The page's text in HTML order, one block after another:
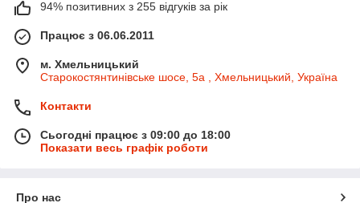
94% позитивних з 255 відгуків за рік
Працює з 06.06.2011
м. Хмельницький
Старокостянтинівське шосе, 5а , Хмельницький, Україна
Контакти
Сьогодні працює з 09:00 до 18:00
Показати весь графік роботи
Про нас